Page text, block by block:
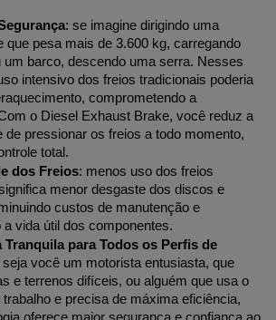
: se imagine dirigindo uma
que pesa mais de 3.600 kg, carregando
um barco, descendo uma serra. Nesses
intensivo dos freios tradicionais poderia
comprometendo a
o Diesel Exhaust Brake, você reduz a
de pressionar os freios a todo momento,
total.
dos Freios: menos uso dos freios
menor desgaste dos discos e
custos de manutenção e
a vida útil dos componentes.
Tranquila para Todos os Perfis de
seja você um motorista entusiasta, que
e terrenos difíceis, ou alguém que usa o
e precisa de máxima eficiência,